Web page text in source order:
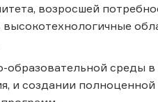
возросшей
среды в
и создании